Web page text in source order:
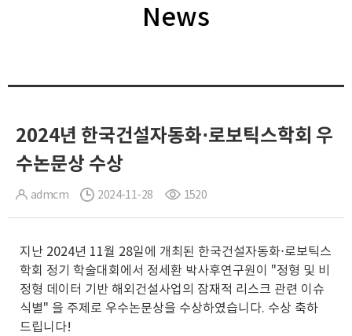
News
2024년 한국건설자동화⋅로보틱스학회 우
수논문상 수상
admcm 2024-11-28 1520
지난 2024년 11월 28일에 개최된 한국건설자동화⋅로보틱스
학회 정기 학술대회에서 정세환 박사후연구원이 "정형 및 비
정형 데이터 기반 해외건설사업의 잠재적 리스크 관련 이슈
식별" 을 주제로 우수논문상을 수상하였습니다. 수상 축하
드립니다!